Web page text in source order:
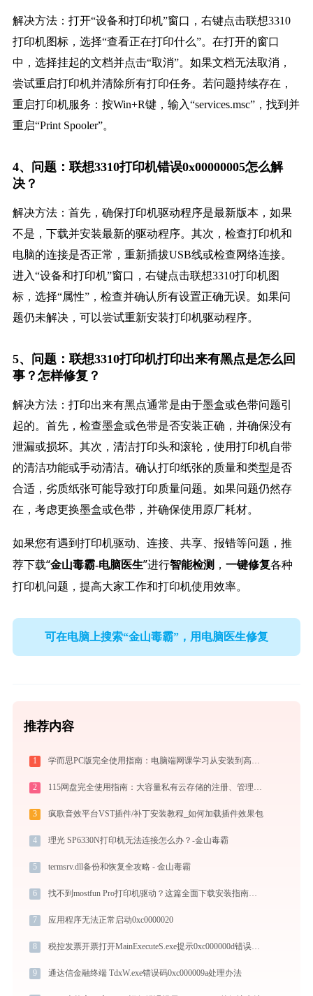
解决方法：打开“设备和打印机”窗口，右键点击联想3310
打印机图标，选择“查看正在打印什么”。在打开的窗口
中，选择挂起的文档并点击“取消”。如果文档无法取消，
尝试重启打印机并清除所有打印任务。若问题持续存在，
重启打印机服务：按Win+R键，输入“services.msc”，找到并
重启“Print Spooler”。
4、问题：联想3310打印机错误0x00000005怎么解
决？
解决方法：首先，确保打印机驱动程序是最新版本，如果
不是，下载并安装最新的驱动程序。其次，检查打印机和
电脑的连接是否正常，重新插拔USB线或检查网络连接。
进入“设备和打印机”窗口，右键点击联想3310打印机图
标，选择“属性”，检查并确认所有设置正确无误。如果问
题仍未解决，可以尝试重新安装打印机驱动程序。
5、问题：联想3310打印机打印出来有黑点是怎么回
事？怎样修复？
解决方法：打印出来有黑点通常是由于墨盒或色带问题引
起的。首先，检查墨盒或色带是否安装正确，并确保没有
泄漏或损坏。其次，清洁打印头和滚轮，使用打印机自带
的清洁功能或手动清洁。确认打印纸张的质量和类型是否
合适，劣质纸张可能导致打印质量问题。如果问题仍然存
在，考虑更换墨盒或色带，并确保使用原厂耗材。
如果您有遇到打印机驱动、连接、共享、报错等问题，推
荐下载“金山毒霸-电脑医生”进行智能检测， 一键修复各种
打印机问题，提高大家工作和打印机使用效率。
可在电脑上搜索“金山毒霸”，用电脑医生修复
推荐内容
1 学而思PC版完全使用指南：电脑端网课学习从安装到高效上课（2026最新）
2 115网盘完全使用指南：大容量私有云存储的注册、管理与分享全攻略（2026最新）
3 疯歌音效平台VST插件/补丁安装教程_如何加载插件效果包
4 理光 SP6330N打印机无法连接怎么办？-金山毒霸
5 termsrv.dll备份和恢复全攻略 - 金山毒霸
6 找不到mostfun Pro打印机驱动？这篇全面下载安装指南帮到你
7 应用程序无法正常启动0xc0000020
8 税控发票开票打开MainExecuteS.exe提示0xc000000d错误码怎么办
9 通达信金融终端 TdxW.exe错误码0xc000009a处理办法